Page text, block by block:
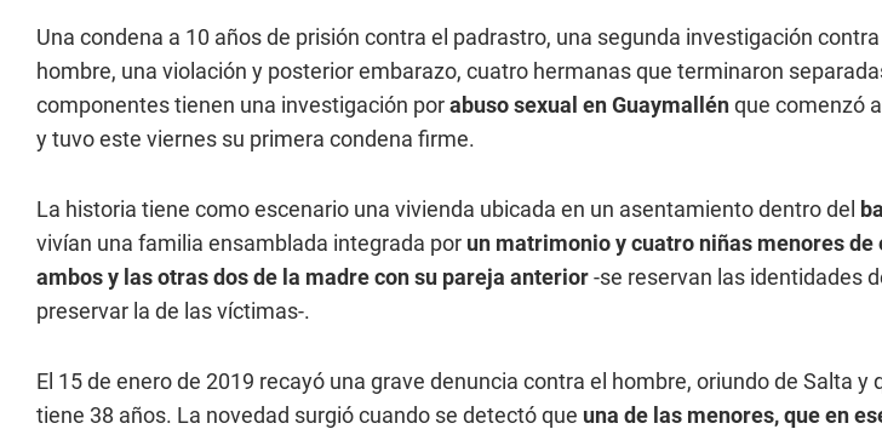
Una condena a 10 años de prisión contra el padrastro, una segunda investigación
hombre, una violación y posterior embarazo, cuatro hermanas que terminaron
componentes tienen una investigación porabuso sexual en Guaymallénque comenzó
y tuvo este viernes su primera condena firme.
La historia tiene como escenario una vivienda ubicada en un asentamiento dentro del
vivían una familia ensamblada integrada por un matrimonio y cuatro niñas menores de
ambos y las otras dos de la madre con su pareja anterior-se reservan las identidades
preservar la de las víctimas-.
El 15 de enero de 2019 recayó una grave denuncia contra el hombre, oriundo de Salta y
tiene 38 años. La novedad surgió cuando se detectó que una de las menores, que en